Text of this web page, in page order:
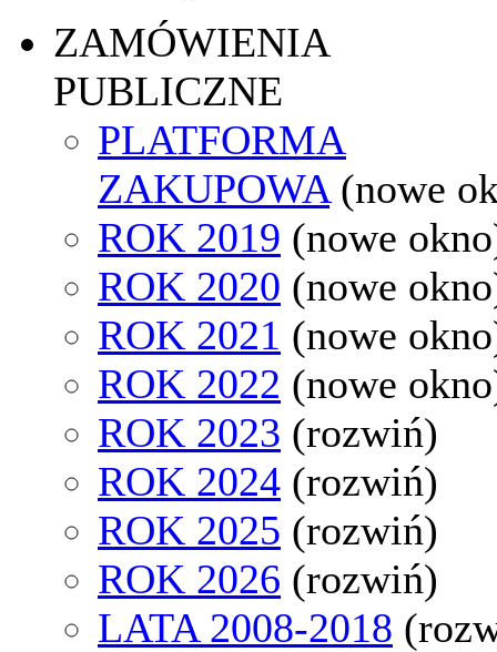
ZAMÓWIENIA
PUBLICZNE
PLATFORMA
ZAKUPOWA (nowe
ROK 2019 (nowe
ROK 2020 (nowe
ROK 2021 (nowe
ROK 2022 (nowe
ROK 2023 (rozwiń)
ROK 2024 (rozwiń)
ROK 2025 (rozwiń)
ROK 2026 (rozwiń)
LATA 2008-2018